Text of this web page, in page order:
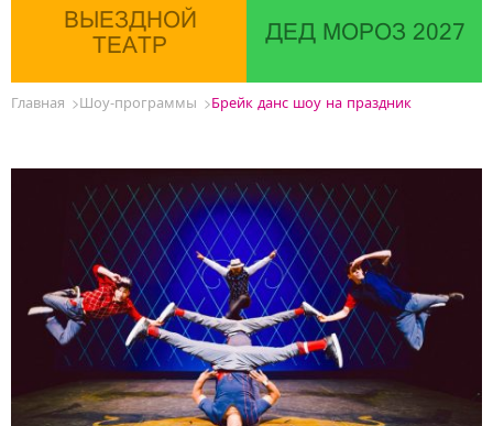
ВЫЕЗДНОЙ
ТЕАТР
ДЕД МОРОЗ 2027
Главная Шоу-программы Брейк данс шоу на праздник